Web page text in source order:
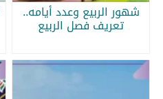
شهور الربيع وعدد أيامه..
تعريف فصل الربيع